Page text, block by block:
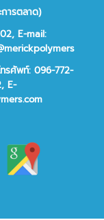
ารตลาด)
E-mail:
ทรศัพท์: 096-772-
E-